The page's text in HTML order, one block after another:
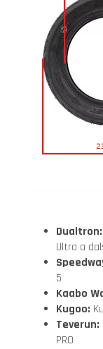
Dualtron:
Ultra a
5
Kaabo
Kugoo:
Teverun:
PRO